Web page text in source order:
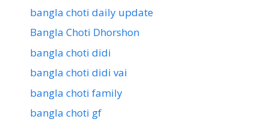
bangla choti daily update
Bangla Choti Dhorshon
bangla choti didi
bangla choti didi vai
bangla choti family
bangla choti gf